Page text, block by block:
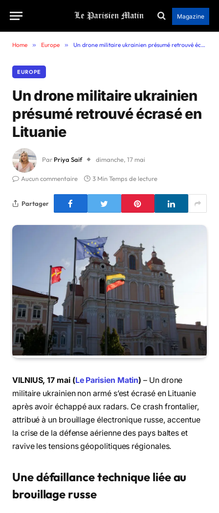
Magazine
Home » Europe » Un drone militaire ukrainien présumé retrouvé écrasé en Lituanie
EUROPE
Un drone militaire ukrainien
présumé retrouvé écrasé en
Lituanie
Par Priya Saif dimanche, 17 mai
Aucun commentaire 3 Min Temps de lecture
Partager
VILNIUS, 17 mai (Le Parisien Matin) – Un drone
militaire ukrainien non armé s’est écrasé en Lituanie
après avoir échappé aux radars. Ce crash frontalier,
attribué à un brouillage électronique russe, accentue
la crise de la défense aérienne des pays baltes et
ravive les tensions géopolitiques régionales.
Une défaillance technique liée au
brouillage russe